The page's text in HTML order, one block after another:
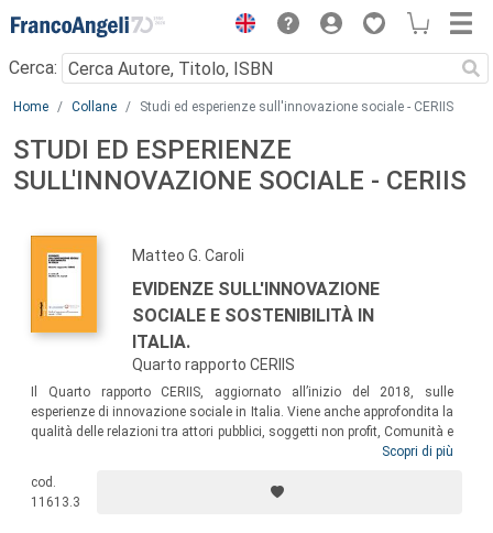
Menu
Cerca:
Main content
Home Collane Studi ed esperienze sull'innovazione sociale - CERIIS
STUDI ED ESPERIENZE
SULL'INNOVAZIONE SOCIALE - CERIIS
Matteo G. Caroli
EVIDENZE SULL'INNOVAZIONE
SOCIALE E SOSTENIBILITÀ IN
ITALIA.
Quarto rapporto CERIIS
Il Quarto rapporto CERIIS, aggiornato all’inizio del 2018, sulle
esperienze di innovazione sociale in Italia. Viene anche approfondita la
qualità delle relazioni tra attori pubblici, soggetti non profit, Comunità e
imprese profit sulla “scalabilità” dell’innovazione sociale.
all’innovazione sociale, e sulla rilevanza dei meccanismi di “sharing
economy” nella realizzazione dei relativi progetti.
Scopri di più
cod.
11613.3